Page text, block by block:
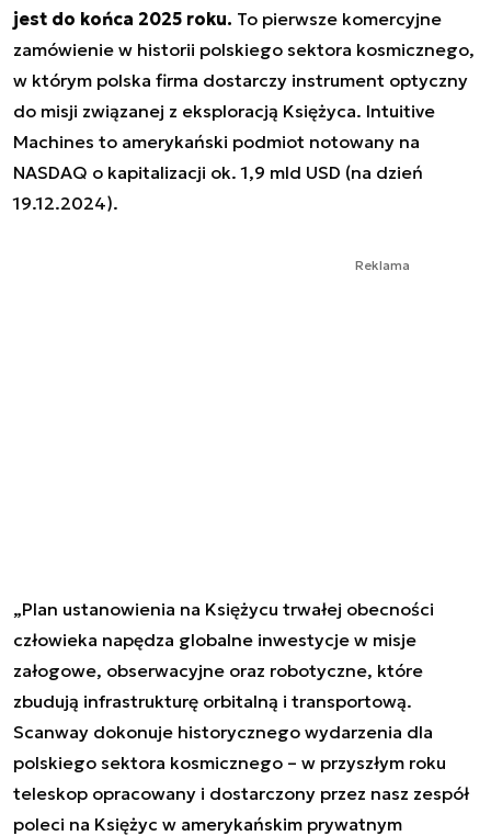
jest do końca 2025 roku. To pierwsze komercyjne
zamówienie w historii polskiego sektora kosmicznego,
w którym polska firma dostarczy instrument optyczny
do misji związanej z eksploracją Księżyca. Intuitive
Machines to amerykański podmiot notowany na
NASDAQ o kapitalizacji ok. 1,9 mld USD (na dzień
19.12.2024).
Reklama
„Plan ustanowienia na Księżycu trwałej obecności
człowieka napędza globalne inwestycje w misje
załogowe, obserwacyjne oraz robotyczne, które
zbudują infrastrukturę orbitalną i transportową.
Scanway dokonuje historycznego wydarzenia dla
polskiego sektora kosmicznego – w przyszłym roku
teleskop opracowany i dostarczony przez nasz zespół
poleci na Księżyc w amerykańskim prywatnym